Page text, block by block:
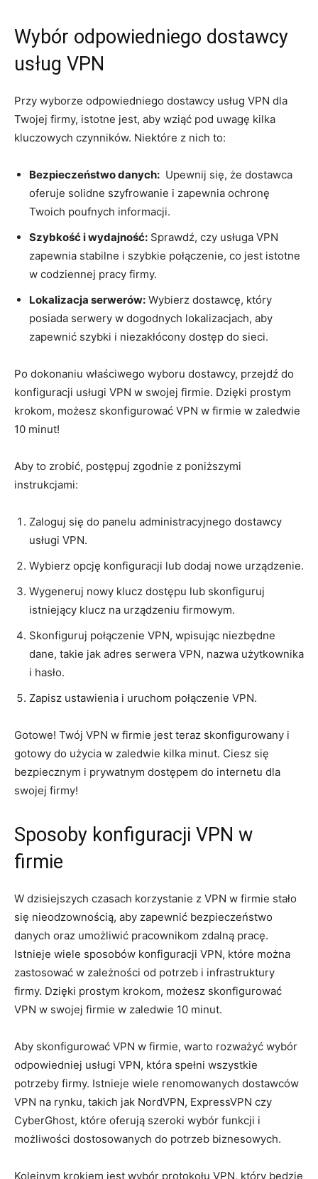
Wybór odpowiedniego‌ dostawcy
usług ‌VPN
Przy wyborze odpowiedniego​ dostawcy⁣ usług VPN dla
‌Twojej‍ firmy, istotne jest, aby wziąć pod uwagę kilka
kluczowych czynników. ​Niektóre⁤ z nich⁢ to:
Bezpieczeństwo danych: ⁤ Upewnij się, że dostawca
oferuje solidne szyfrowanie i zapewnia ochronę
⁢Twoich poufnych informacji.
Szybkość i wydajność: Sprawdź,‌ czy ⁣usługa VPN
zapewnia stabilne i szybkie połączenie, co‌ jest istotne
w codziennej pracy firmy.
Lokalizacja serwerów: Wybierz dostawcę, który
posiada serwery w dogodnych ‌lokalizacjach, aby
zapewnić ⁣szybki i niezakłócony dostęp do sieci.
Po dokonaniu właściwego wyboru dostawcy, ⁤przejdź do
konfiguracji usługi VPN w swojej firmie.‍ Dzięki prostym
krokom, możesz skonfigurować VPN w firmie w zaledwie⁢
10 minut!
Aby⁢ to zrobić, postępuj zgodnie z poniższymi
instrukcjami:
Zaloguj​ się ‍do panelu administracyjnego dostawcy
usługi VPN.
Wybierz opcję ​konfiguracji⁣ lub dodaj nowe urządzenie.
Wygeneruj nowy klucz dostępu lub ⁢skonfiguruj
istniejący klucz na urządzeniu firmowym.
Skonfiguruj połączenie VPN, wpisując ‍niezbędne
dane, takie jak adres serwera VPN, nazwa ⁤użytkownika‍
i hasło.
Zapisz ustawienia i uruchom połączenie VPN.
Gotowe! ⁤Twój VPN ‍w firmie jest teraz skonfigurowany ‍i
gotowy do​ użycia w zaledwie kilka minut. Ciesz się
bezpiecznym i prywatnym dostępem do internetu dla
swojej firmy!
Sposoby konfiguracji VPN w
firmie
W dzisiejszych czasach korzystanie z VPN w firmie stało
się nieodzownością, aby zapewnić ⁢bezpieczeństwo​
danych oraz umożliwić pracownikom zdalną pracę.
Istnieje wiele sposobów konfiguracji VPN, które można
zastosować w zależności od ⁣potrzeb i⁣ infrastruktury
firmy. Dzięki prostym krokom, możesz skonfigurować
VPN w swojej firmie w zaledwie 10‌ minut.
Aby skonfigurować VPN w firmie, warto rozważyć wybór
odpowiedniej ​usługi VPN,⁣ która‍ spełni wszystkie
potrzeby firmy. ‍Istnieje⁣ wiele renomowanych dostawców
VPN na rynku,‌ takich jak⁣ NordVPN, ExpressVPN czy
CyberGhost, które oferują szeroki wybór funkcji⁣ i
możliwości dostosowanych do ‌potrzeb biznesowych.
Kolejnym krokiem jest wybór protokołu VPN, który będzie